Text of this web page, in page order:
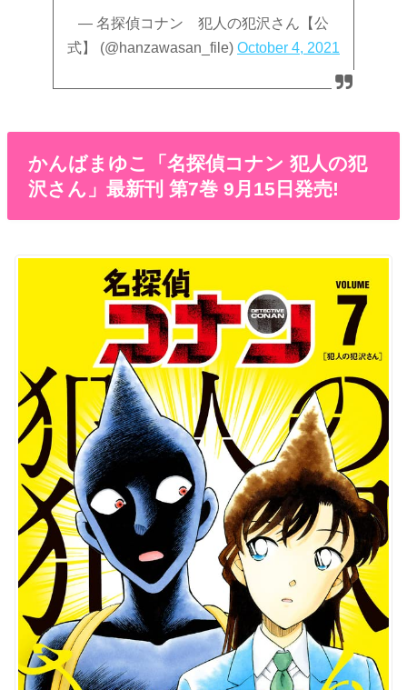
— 名探偵コナン 犯人の犯沢さん【公
式】 (@hanzawasan_file) October 4, 2021
かんばまゆこ「名探偵コナン 犯人の犯
沢さん」最新刊 第7巻 9月15日発売!